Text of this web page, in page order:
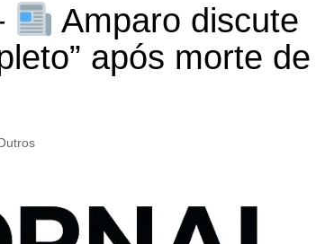
Amparo discute
após morte de